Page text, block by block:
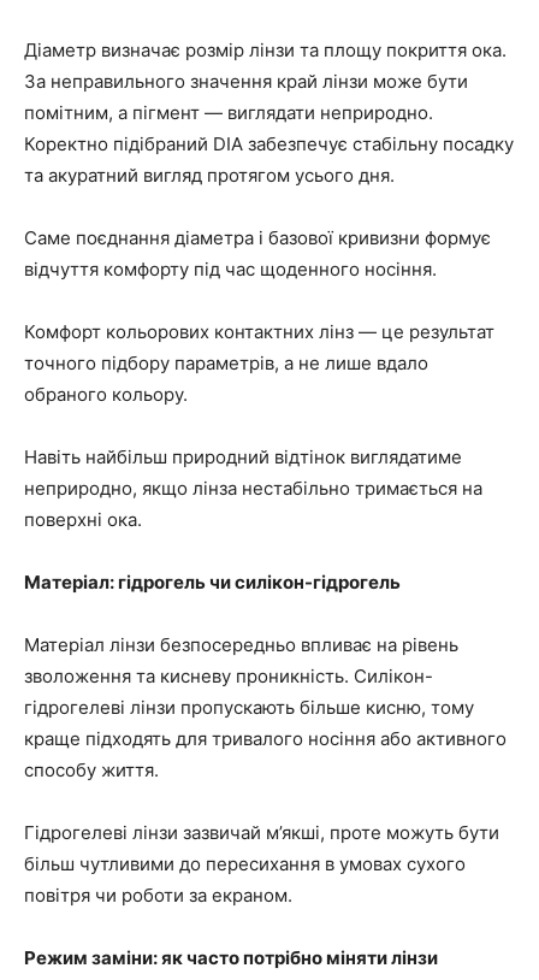
Діаметр визначає розмір лінзи та площу покриття ока.
За неправильного значення край лінзи може бути
помітним, а пігмент — виглядати неприродно.
Коректно підібраний DIA забезпечує стабільну посадку
та акуратний вигляд протягом усього дня.
Саме поєднання діаметра і базової кривизни формує
відчуття комфорту під час щоденного носіння.
Комфорт кольорових контактних лінз — це результат
точного підбору параметрів, а не лише вдало
обраного кольору.
Навіть найбільш природний відтінок виглядатиме
неприродно, якщо лінза нестабільно тримається на
поверхні ока.
Матеріал: гідрогель чи силікон-гідрогель
Матеріал лінзи безпосередньо впливає на рівень
зволоження та кисневу проникність. Силікон-
гідрогелеві лінзи пропускають більше кисню, тому
краще підходять для тривалого носіння або активного
способу життя.
Гідрогелеві лінзи зазвичай м’якші, проте можуть бути
більш чутливими до пересихання в умовах сухого
повітря чи роботи за екраном.
Режим заміни: як часто потрібно міняти лінзи